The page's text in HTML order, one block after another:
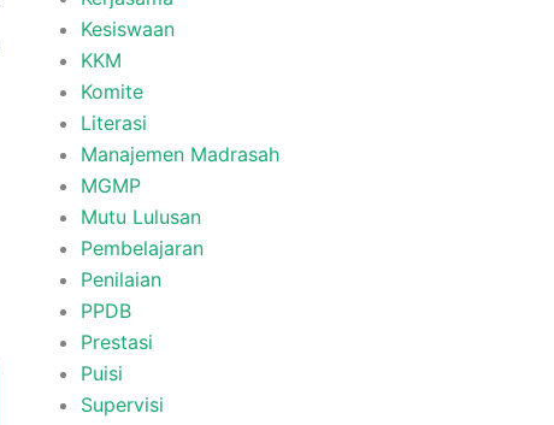
Kesiswaan
KKM
Komite
Literasi
Manajemen Madrasah
MGMP
Mutu Lulusan
Pembelajaran
Penilaian
PPDB
Prestasi
Puisi
Supervisi